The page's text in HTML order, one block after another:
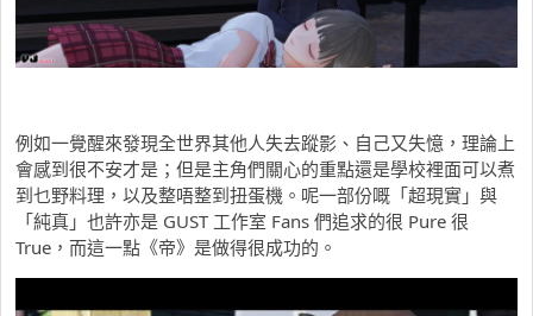
例如一覺醒來發現全世界其他人失去蹤影、自己又失憶，理論上
會感到很不安才是；但是主角們關心的重點還是學校裡面可以煮
到乜野料理，以及整唔整到扭蛋機。呢一部份嘅「超現實」與
「純真」也許亦是 GUST 工作室 Fans 們追求的很 Pure 很
True，而這一點《帝》是做得很成功的。